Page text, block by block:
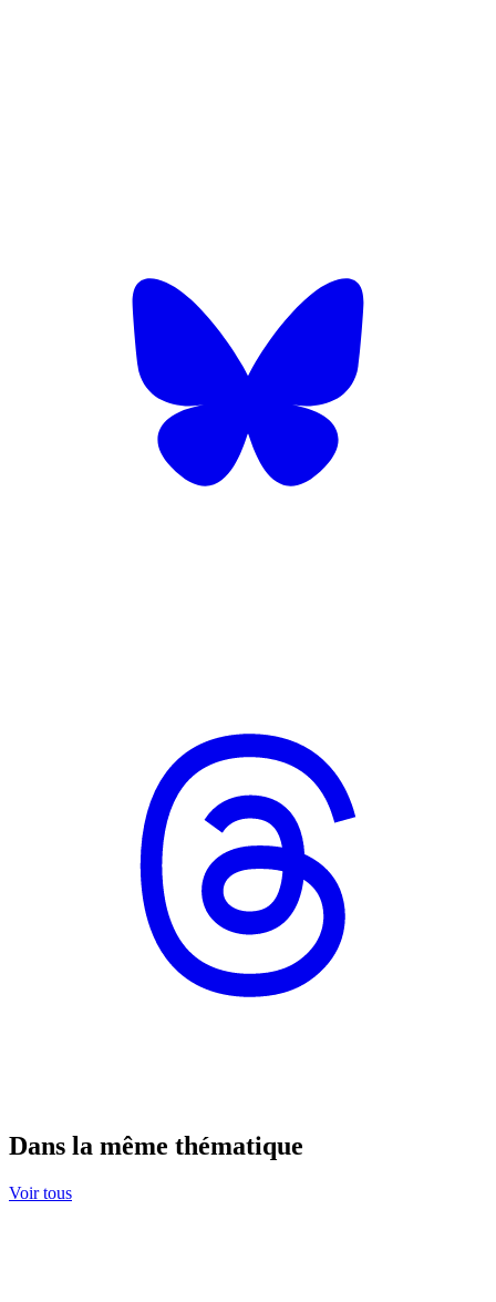
Dans la même thématique
Voir tous